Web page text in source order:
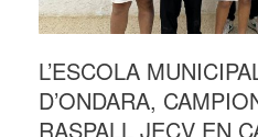
L’ESCOLA
D’ONDARA,
RASPALL JECV EN